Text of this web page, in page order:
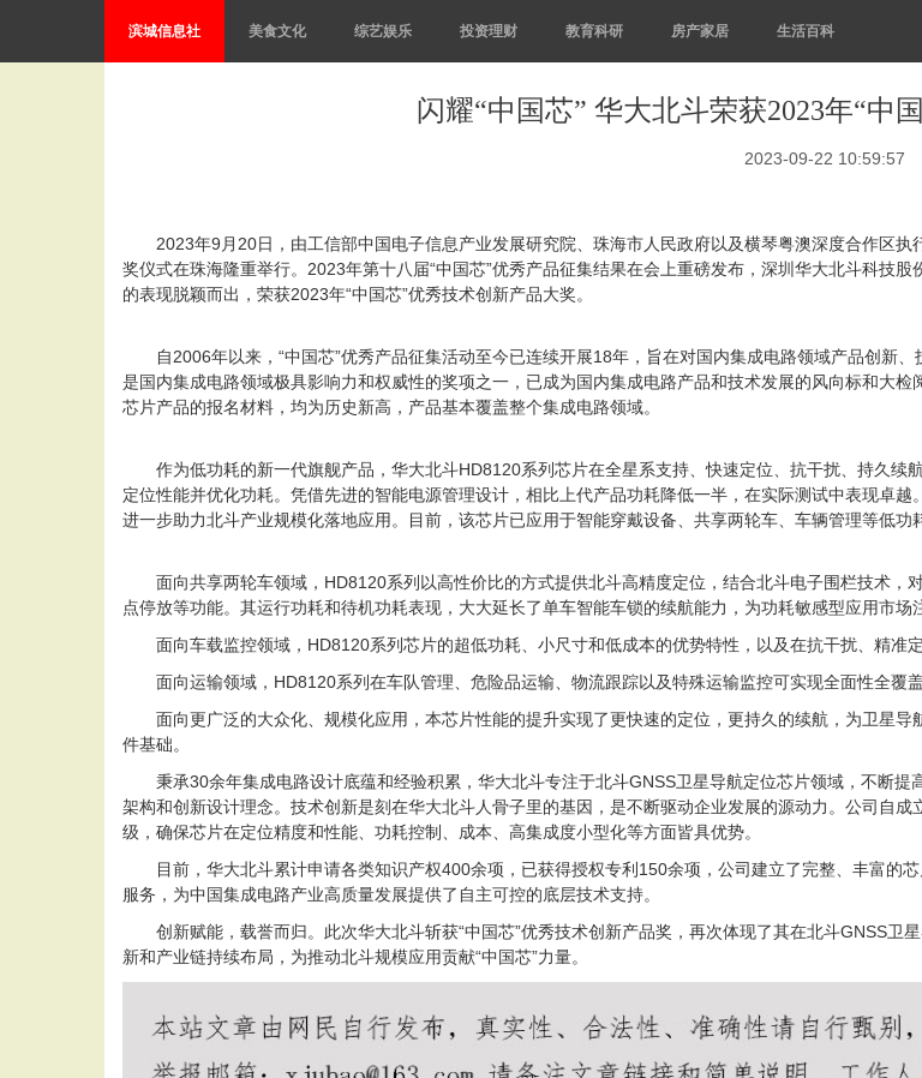
滨城信息社 美食文化 综艺娱乐 投资理财 教育科研 房产家居 生活百科
闪耀“中国芯” 华大北斗荣获2023年“中
2023-09-22 10:59:57
2023年9月20日，由工信部中国电子信息产业发展研究院、珠海市人民政府以及横琴粤澳深度合作区
奖仪式在珠海隆重举行。2023年第十八届“中国芯”优秀产品征集结果在会上重磅发布，深圳华大北斗科技
的表现脱颖而出，荣获2023年“中国芯”优秀技术创新产品大奖。
自2006年以来，“中国芯”优秀产品征集活动至今已连续开展18年，旨在对国内集成电路领域产品创新
是国内集成电路领域极具影响力和权威性的奖项之一，已成为国内集成电路产品和技术发展的风向标和大
芯片产品的报名材料，均为历史新高，产品基本覆盖整个集成电路领域。
作为低功耗的新一代旗舰产品，华大北斗HD8120系列芯片在全星系支持、快速定位、抗干扰、持久
定位性能并优化功耗。凭借先进的智能电源管理设计，相比上代产品功耗降低一半，在实际测试中表现卓
进一步助力北斗产业规模化落地应用。目前，该芯片已应用于智能穿戴设备、共享两轮车、车辆管理等低功
面向共享两轮车领域，HD8120系列以高性价比的方式提供北斗高精度定位，结合北斗电子围栏技术
点停放等功能。其运行功耗和待机功耗表现，大大延长了单车智能车锁的续航能力，为功耗敏感型应用市场
面向车载监控领域，HD8120系列芯片的超低功耗、小尺寸和低成本的优势特性，以及在抗干扰、精准
面向运输领域，HD8120系列在车队管理、危险品运输、物流跟踪以及特殊运输监控可实现全面性全覆盖
面向更广泛的大众化、规模化应用，本芯片性能的提升实现了更快速的定位，更持久的续航，为卫星
件基础。
秉承30余年集成电路设计底蕴和经验积累，华大北斗专注于北斗GNSS卫星导航定位芯片领域，不断
架构和创新设计理念。技术创新是刻在华大北斗人骨子里的基因，是不断驱动企业发展的源动力。公司自
级，确保芯片在定位精度和性能、功耗控制、成本、高集成度小型化等方面皆具优势。
目前，华大北斗累计申请各类知识产权400余项，已获得授权专利150余项，公司建立了完整、丰富的
服务，为中国集成电路产业高质量发展提供了自主可控的底层技术支持。
创新赋能，载誉而归。此次华大北斗斩获“中国芯”优秀技术创新产品奖，再次体现了其在北斗GNSS卫
新和产业链持续布局，为推动北斗规模应用贡献“中国芯”力量。